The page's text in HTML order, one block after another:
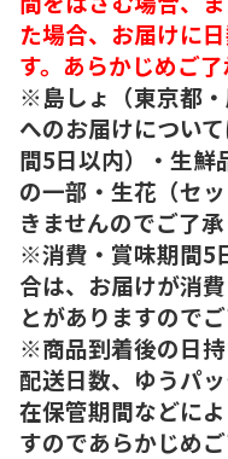
た場合、お届けに
す。あらかじめご了
※島しょ（東京都
へのお届けについ
間5日以内）・生鮮
の一部・生花（セ
きませんのでご了承
※消費・賞味期間5
合は、お届けが消
とがありますので
※商品到着後の日
配送日数、ゆうパ
在保管期間などに
すのであらかじめご